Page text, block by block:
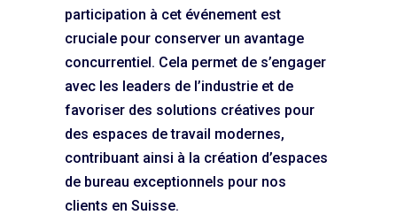
participation à cet événement est
cruciale pour conserver un avantage
concurrentiel. Cela permet de s’engager
avec les leaders de l’industrie et de
favoriser des solutions créatives pour
des espaces de travail modernes,
contribuant ainsi à la création d’espaces
de bureau exceptionnels pour nos
clients en Suisse.